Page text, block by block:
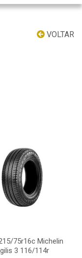
VOLTAR
75r16c Michelin
3 116/114r